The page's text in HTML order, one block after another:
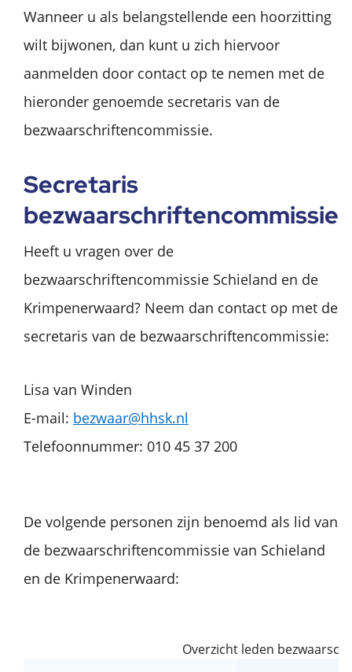
Wanneer u als belangstellende een hoorzitting
wilt bijwonen, dan kunt u zich hiervoor
aanmelden door contact op te nemen met de
hieronder genoemde secretaris van de
bezwaarschriftencommissie.
Secretaris
bezwaarschriftencommissie
Heeft u vragen over de
bezwaarschriftencommissie Schieland en de
Krimpenerwaard? Neem dan contact op met de
secretaris van de bezwaarschriftencommissie:
Lisa van Winden
E-mail: bezwaar@hhsk.nl
Telefoonnummer: 010 45 37 200
De volgende personen zijn benoemd als lid van
de bezwaarschriftencommissie van Schieland
en de Krimpenerwaard:
Overzicht leden